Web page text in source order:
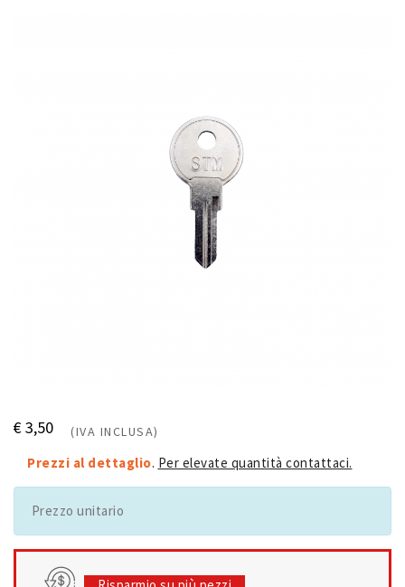
€ 3,50 (IVA INCLUSA)
Prezzi al dettaglio. Per elevate quantità contattaci.
Prezzo unitario